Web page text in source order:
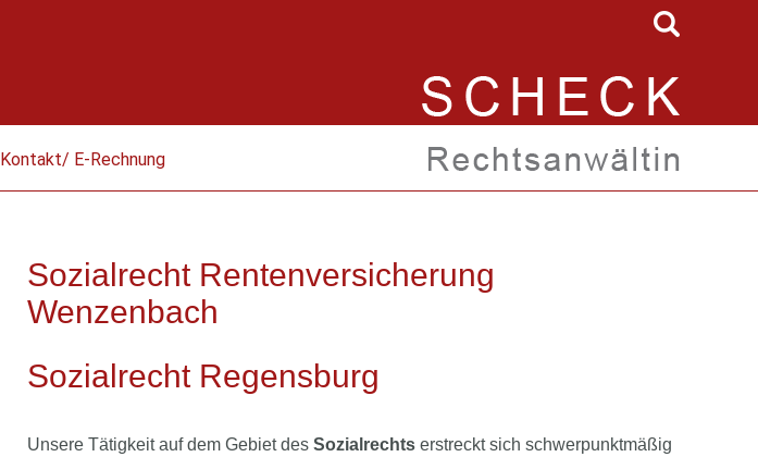
Kontakt/ E-Rechnung
Sozialrecht Rentenversicherung
Wenzenbach
Sozialrecht Regensburg
Unsere Tätigkeit auf dem Gebiet des Sozialrechts erstreckt sich schwerpunktmäßig